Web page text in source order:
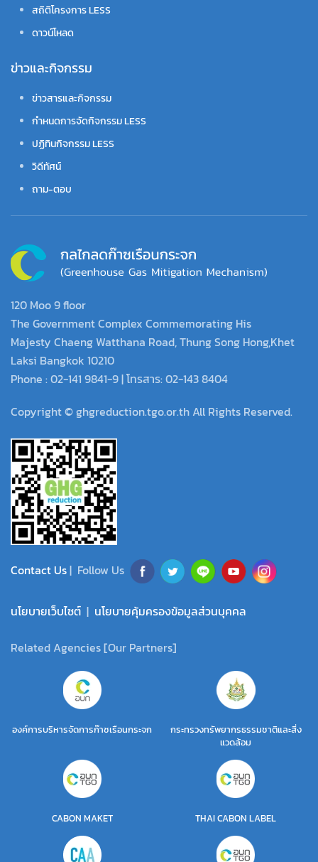
สถิติโครงการ LESS
ดาวน์โหลด
ข่าวและกิจกรรม
ข่าวสารและกิจกรรม
กำหนดการจัดกิจกรรม LESS
ปฏิทินกิจกรรม LESS
วิดีทัศน์
ถาม-ตอบ
120 Moo 9 floor
The Government Complex Commemorating His
Majesty Chaeng Watthana Road, Thung Song Hong,Khet
Laksi Bangkok 10210
Phone : 02-141 9841-9 | โทรสาร: 02-143 8404
Copyright © ghgreduction.tgo.or.th All Rights Reserved.
Contact Us| Follow Us
นโยบายเว็บไซต์ | นโยบายคุ้มครองข้อมูลส่วนบุคคล
Related Agencies [Our Partners]
องค์การบริหารจัดการก๊าซเรือนกระจก
กระทรวงทรัพยากรธรรมชาติและสิ่ง
แวดล้อม
CABON MAKET THAI CABON LABEL